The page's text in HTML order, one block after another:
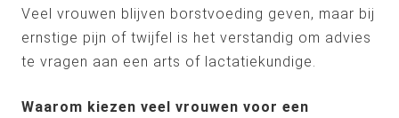
Veel vrouwen blijven borstvoeding geven, maar bij
ernstige pijn of twijfel is het verstandig om advies
te vragen aan een arts of lactatiekundige.
Waarom kiezen veel vrouwen voor een